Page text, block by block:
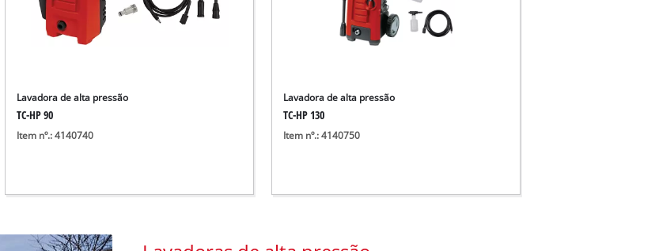
Lavadora de alta pressão
TC-HP 90
Item nº.: 4140740
Lavadora de alta pressão
TC-HP 130
Item nº.: 4140750